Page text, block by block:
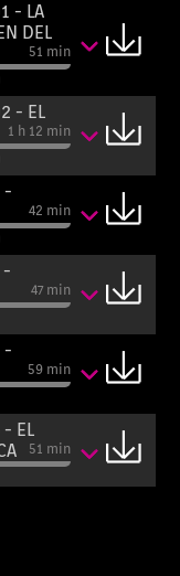
- LA
DEL
51 min
- EL
1 h 12 min
-
42 min
-
47 min
-
59 min
- EL
51 min